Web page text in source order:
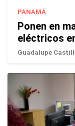
PANAMÁ
Ponen en
eléctricos
Guadalupe